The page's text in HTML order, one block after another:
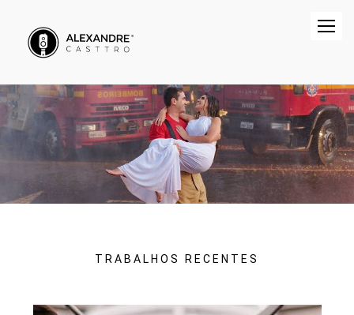
TRABALHOS RECENTES